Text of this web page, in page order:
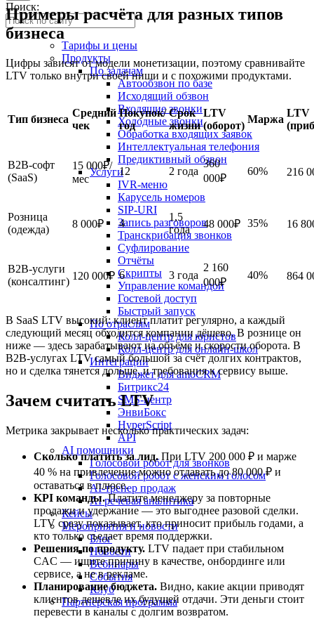
Поиск:
Тарифы и цены
Продукты
По задачам
Автообзвон по базе
Исходящий обзвон
Входящие звонки
Холодные звонки
Обработка входящих заявок
Интеллектуальная телефония
Предиктивный обзвон
Услуги
IVR-меню
Карусель номеров
SIP-URI
Запись разговоров
Транскрибация звонков
Суфлирование
Отчёты
Скрипты
Управление командой
Гостевой доступ
Быстрый запуск
По отраслям
Колл-центр для юристов
Колл-центр для онлайн-школ
Интеграции
Виджет для amoCRM
Битрикс24
SMS-центр
ЭнвиБокс
HyperScript
API
AI помощники
Голосовой робот для звонков
Голосовой робот с женским голосом
AI-тренер продаж
AI речевая аналитика
Кейсы
Мероприятия и новости
Блог
Новости
Вебинары
События
Клуб
Партнёрская программа
Примеры расчёта для разных типов
бизнеса
Цифры зависят от модели монетизации, поэтому сравнивайте
LTV только внутри своей ниши и с похожими продуктами.
Тип бизнеса
Средний
чек
Покупок/
год
Срок
жизни
LTV
(оборот)
Маржа
LTV
B2B-софт
(SaaS)
15 000₽/
мес
12 2 года
360
000₽
60% 216
Розница
(одежда)
8 000₽ 4
1,5
года
48 000₽ 35% 16
B2B-услуги
(консалтинг) 120 000₽ 6 3 года
2 160
000₽
40% 864
В SaaS LTV высокий: клиент платит регулярно, а каждый
следующий месяц обходится компании дёшево. В рознице он
ниже — здесь зарабатывают на объёме и скорости оборота. В
B2B-услугах LTV самый большой за счёт долгих контрактов,
но и сделка тянется дольше, и требования к сервису выше.
Зачем считать LTV
Метрика закрывает несколько практических задач:
Сколько платить за лид.При LTV 200 000 ₽ и марже
40 % на привлечение можно отдавать до 80 000 ₽ и
оставаться в плюсе.
KPI команды.Платите менеджеру за повторные
продажи и удержание — это выгоднее разовой сделки.
LTV сразу показывает, кто приносит прибыль годами, а
кто только съедает время поддержки.
Решения по продукту. LTV падает при стабильном
CAC — ищите причину в качестве, онбординге или
сервисе, а не в рекламе.
Планирование бюджета. Видно, какие акции приводят
клиентов дешевле их будущей отдачи. Эти деньги стоит
перевести в каналы с долгим возвратом.